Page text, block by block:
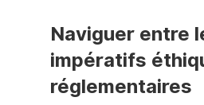
Naviguer entre
impératifs
réglementaires